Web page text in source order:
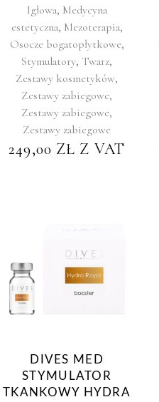
Igłowa, Medycyna
estetyczna, Mezoterapia,
Osocze bogatopłytkowe,
Stymulatory,Twarz,
Zestawy kosmetyków,
Zestawy zabiegowe,
Zestawy zabiegowe,
Zestawy zabiegowe
249,00 ZŁ Z VAT
DIVES MED
STYMULATOR
TKANKOWY HYDRA